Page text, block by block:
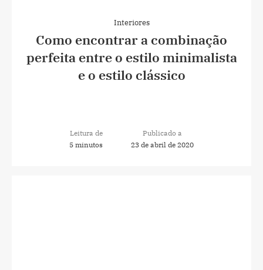
Interiores
Como encontrar a combinação
perfeita entre o estilo minimalista
e o estilo clássico
Leitura de
5 minutos
Publicado a
23 de abril de 2020